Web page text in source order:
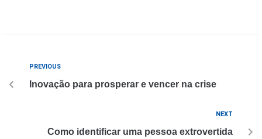
PREVIOUS
Inovação para prosperar e vencer na crise
NEXT
Como identificar uma pessoa extrovertida